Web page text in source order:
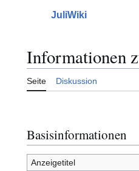
Hauptmenü
JuliWiki
Informationen
Seite Diskussion
Basisinformationen
Anzeigetitel